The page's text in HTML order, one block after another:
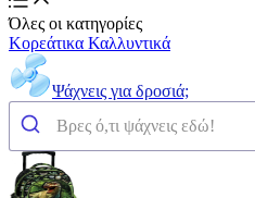
Όλες οι κατηγορίες
Κορεάτικα Καλλυντικά
Ψάχνεις για δροσιά;